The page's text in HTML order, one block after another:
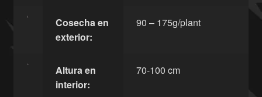
Cosecha en
exterior:
90 – 175g/plant
Altura en
interior:
70-100 cm